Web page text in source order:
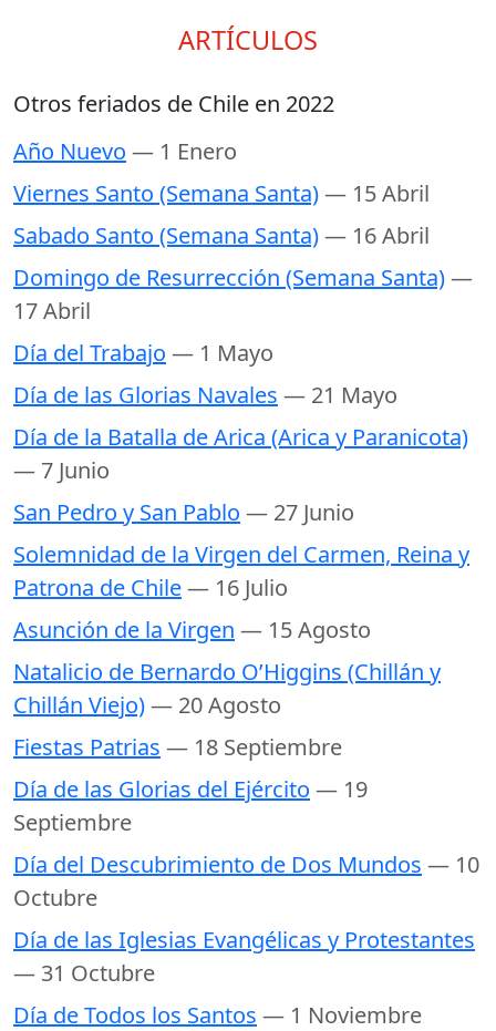
ARTÍCULOS
Otros feriados de Chile en 2022
Año Nuevo — 1 Enero
Viernes Santo (Semana Santa)— 15 Abril
Sabado Santo (Semana Santa)— 16 Abril
Domingo de Resurrección (Semana Santa)—
17 Abril
Día del Trabajo — 1 Mayo
Día de las Glorias Navales — 21 Mayo
Día de la Batalla de Arica (Arica y Paranicota)
— 7 Junio
San Pedro y San Pablo — 27 Junio
Solemnidad de la Virgen del Carmen, Reina y
Patrona de Chile— 16 Julio
Asunción de la Virgen — 15 Agosto
Natalicio de Bernardo O’Higgins (Chillán y
Chillán Viejo)— 20 Agosto
Fiestas Patrias — 18 Septiembre
Día de las Glorias del Ejército — 19
Septiembre
Día del Descubrimiento de Dos Mundos — 10
Octubre
Día de las Iglesias Evangélicas y Protestantes
— 31 Octubre
Día de Todos los Santos — 1 Noviembre